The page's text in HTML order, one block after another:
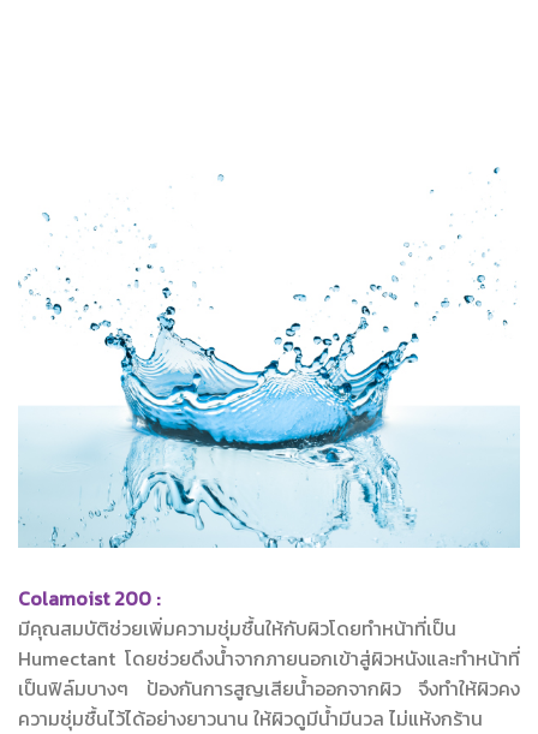
Colamoist 200 :
มีคุณสมบัติช่วยเพิ่มความชุ่มชื้นให้กับผิวโดยทำหน้าที่เป็น
Humectant โดยช่วยดึงน้ำจากภายนอกเข้าสู่ผิวหนังและทำหน้าที่
เป็นฟิล์มบางๆ ป้องกันการสูญเสียน้ำออกจากผิว จึงทำให้ผิวคง
ความชุ่มชื้นไว้ได้อย่างยาวนาน ให้ผิวดูมีน้ำมีนวล ไม่แห้งกร้าน